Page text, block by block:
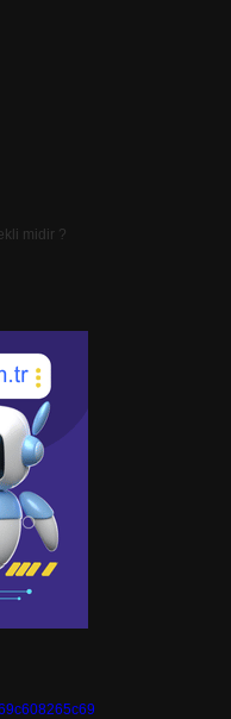
midir ?